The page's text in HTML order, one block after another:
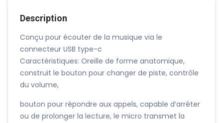
Description
Conçu pour écouter de la musique via le
connecteur USB type-c
Caractéristiques: Oreille de forme anatomique,
construit le bouton pour changer de piste, contrôle
du volume,
bouton pour répondre aux appels, capable d’arrêter
ou de prolonger la lecture, le micro transmet la